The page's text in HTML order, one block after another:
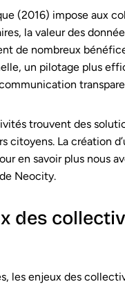
(2016) impose aux
la valeur des
de nombreux
un pilotage plus
trouvent des
citoyens. La création
en savoir plus nous
Neocity.
des
les enjeux des